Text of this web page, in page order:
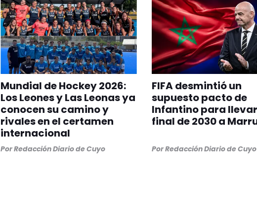
Mundial de Hockey 2026:
Los Leones y Las Leonas ya
conocen su camino y
rivales en el certamen
internacional
PorRedacción Diario de Cuyo
FIFA desmintió un
supuesto pacto de
Infantino para
final de 2030 a
PorRedacción Diario de Cuyo